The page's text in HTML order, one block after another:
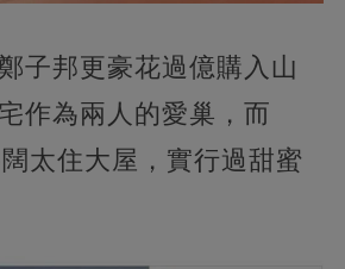
子邦更豪花過億購入山
作為兩人的愛巢，而
太住大屋，實行過甜蜜